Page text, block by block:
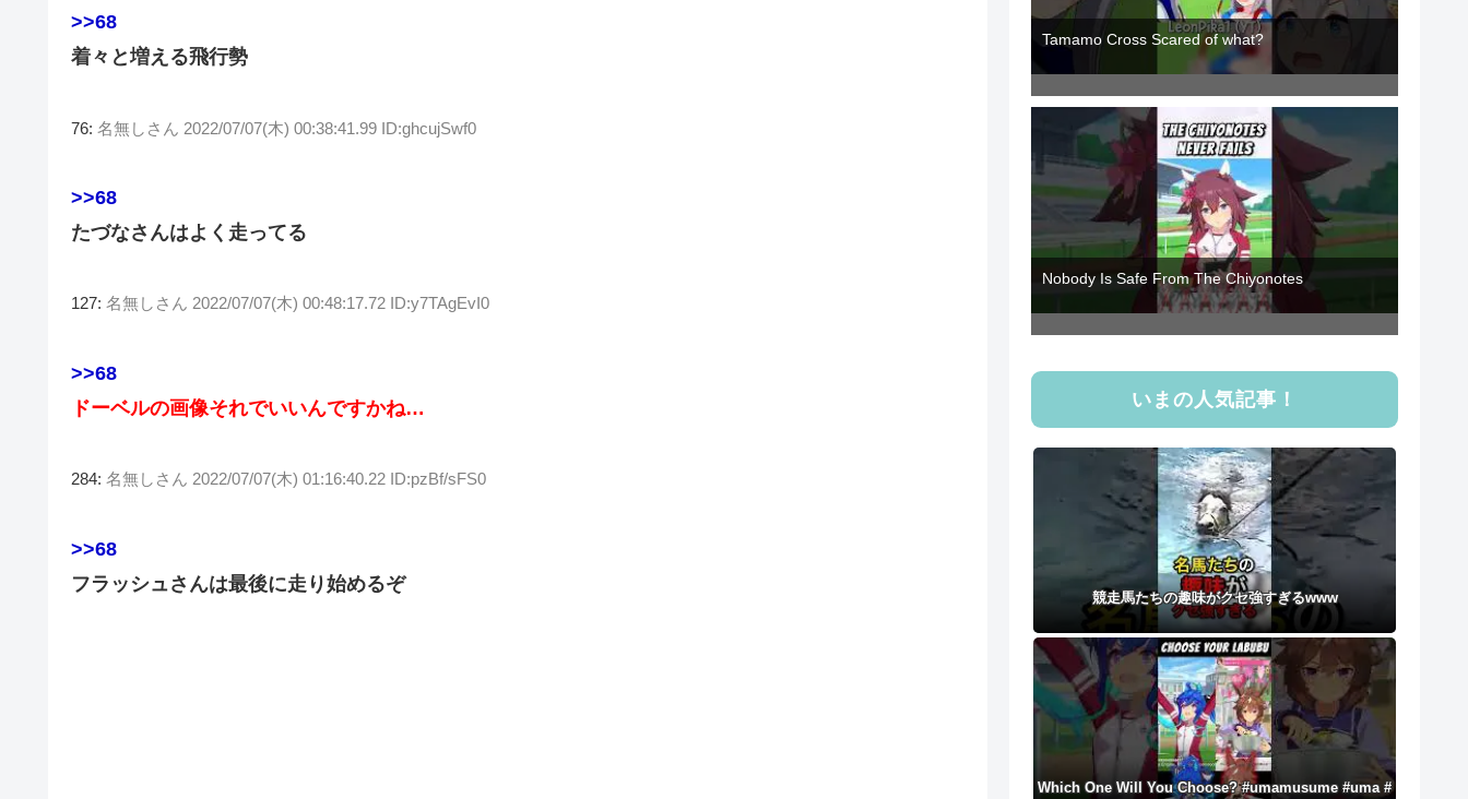
>>68
着々と増える飛行勢
76: 名無しさん 2022/07/07(木) 00:38:41.99 ID:ghcujSwf0
>>68
たづなさんはよく走ってる
127: 名無しさん 2022/07/07(木) 00:48:17.72 ID:y7TAgEvI0
>>68
ドーベルの画像それでいいんですかね…
284: 名無しさん 2022/07/07(木) 01:16:40.22 ID:pzBf/sFS0
>>68
フラッシュさんは最後に走り始めるぞ
Tamamo Cross Scared of what?
Nobody Is Safe From The Chiyonotes
いまの人気記事！
競走馬たちの趣味がクセ強すぎるwww
Which One Will You Choose? #umamusume #uma #